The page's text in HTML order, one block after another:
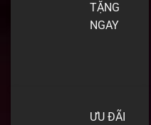
TẶNG
NGAY
ƯU ĐÃI